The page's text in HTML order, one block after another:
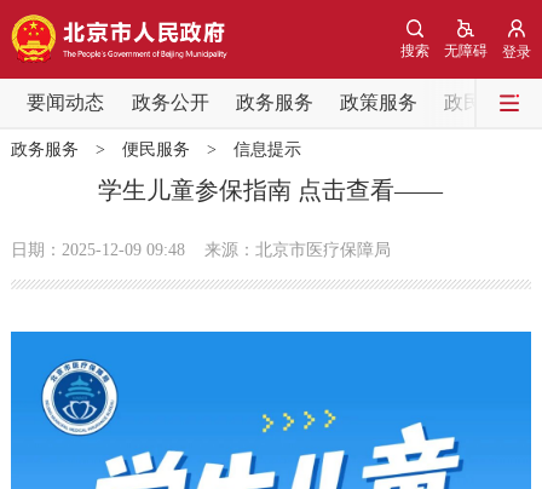
登录
无障碍
搜索
要闻动态 政务公开 政务服务 政策服务 政民互动
要闻动态
党中央精神 国务院信息
政务公开
市领导 机构职能 政策服务
政务服务 > 便民服务 > 信息提示
学生儿童参保指南 点击查看——
日期：2025-12-09 09:48 来源：北京市医疗保障局